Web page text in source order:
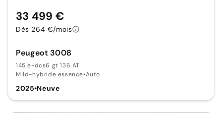
Peugeot 3008
145 e-dcs6 gt 136 AT
Mild-hybride essence•Auto.
2025•Neuve
33 499 €
Dès 264 €/mois